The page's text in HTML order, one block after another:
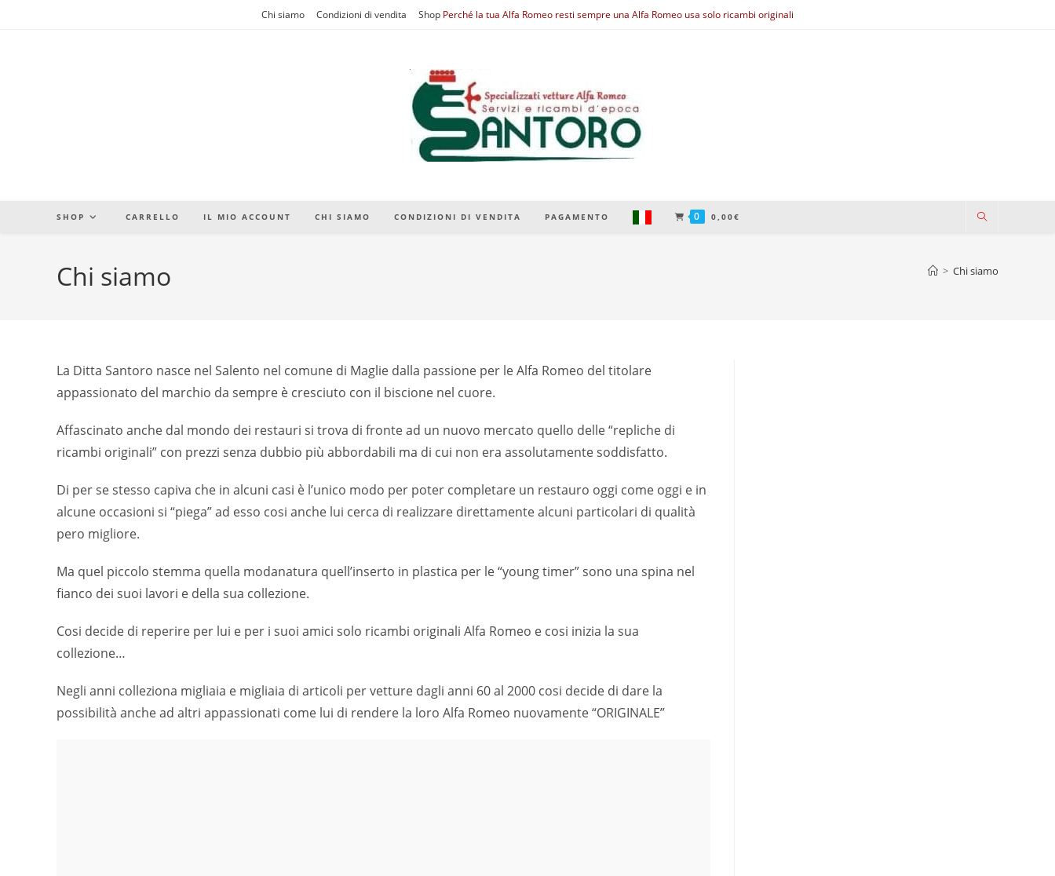
Chi siamo Condizioni di vendita Shop Perché la tua Alfa Romeo resti sempre una Alfa Romeo usa solo ricambi originali
SHOP CARRELLO IL MIO ACCOUNT CHI SIAMO CONDIZIONI DI VENDITA PAGAMENTO 0 0,00€
Chi siamo > Chi siamo
La Ditta Santoro nasce nel Salento nel comune di Maglie dalla passione per le Alfa Romeo del titolare
appassionato del marchio da sempre è cresciuto con il biscione nel cuore.
Affascinato anche dal mondo dei restauri si trova di fronte ad un nuovo mercato quello delle “repliche di
ricambi originali” con prezzi senza dubbio più abbordabili ma di cui non era assolutamente soddisfatto.
Di per se stesso capiva che in alcuni casi è l’unico modo per poter completare un restauro oggi come oggi e in
alcune occasioni si “piega” ad esso cosi anche lui cerca di realizzare direttamente alcuni particolari di qualità
pero migliore.
Ma quel piccolo stemma quella modanatura quell’inserto in plastica per le “young timer” sono una spina nel
fianco dei suoi lavori e della sua collezione.
Cosi decide di reperire per lui e per i suoi amici solo ricambi originali Alfa Romeo e cosi inizia la sua
collezione…
Negli anni colleziona migliaia e migliaia di articoli per vetture dagli anni 60 al 2000 cosi decide di dare la
possibilità anche ad altri appassionati come lui di rendere la loro Alfa Romeo nuovamente “ORIGINALE”